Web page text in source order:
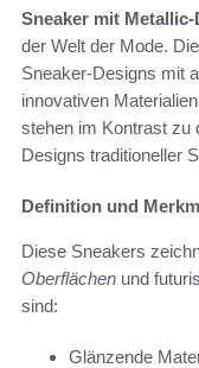
Sneaker mit Metallic-
der Welt der Mode.
Sneaker-Designs mit
innovativen
stehen im Kontrast zu
Designs traditioneller
Definition und
Diese Sneakers
Oberflächen und
sind:
Glänzende